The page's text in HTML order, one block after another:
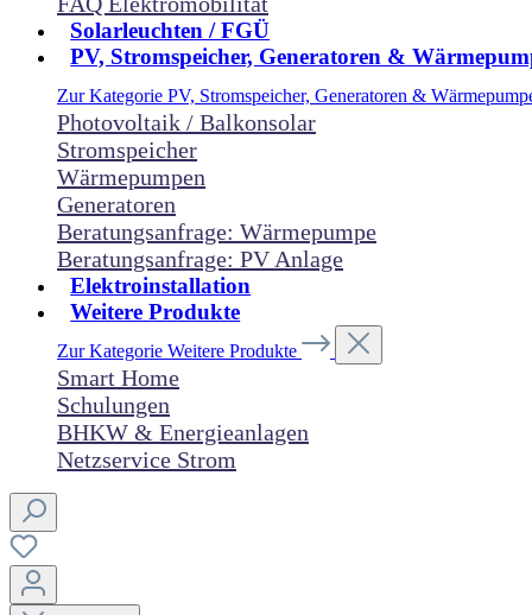
Solarleuchten / FGÜ
PV, Stromspeicher, Generatoren &
Zur Kategorie PV, Stromspeicher, Generatoren &
Photovoltaik / Balkonsolar
Stromspeicher
Wärmepumpen
Generatoren
Beratungsanfrage: Wärmepumpe
Beratungsanfrage: PV Anlage
Elektroinstallation
Weitere Produkte
Zur Kategorie Weitere Produkte
Smart Home
Schulungen
BHKW & Energieanlagen
Netzservice Strom